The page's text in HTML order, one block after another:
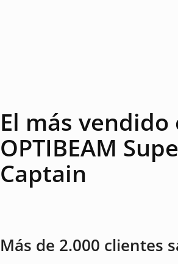
El más vendido
OPTIBEAM
Captain
Más de 2.000 clientes